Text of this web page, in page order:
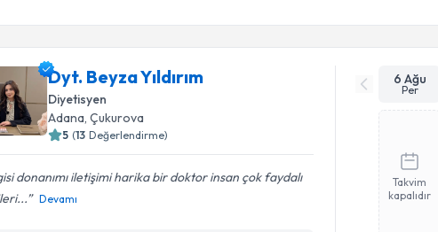
Dyt. Beyza Yıldırım
Diyetisyen
Adana, Çukurova
5 (13 Değerlendirme)
donanımı iletişimi harika bir doktor insan çok faydalı
Devamı
6 Ağu
Per
Takvim
kapalıdır